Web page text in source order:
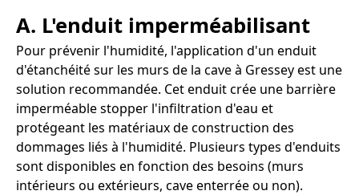
A. L'enduit imperméabilisant
Pour prévenir l'humidité, l'application d'un enduit
d'étanchéité sur les murs de la cave à Gressey est une
solution recommandée. Cet enduit crée une barrière
imperméable stopper l'infiltration d'eau et
protégeant les matériaux de construction des
dommages liés à l'humidité. Plusieurs types d'enduits
sont disponibles en fonction des besoins (murs
intérieurs ou extérieurs, cave enterrée ou non).